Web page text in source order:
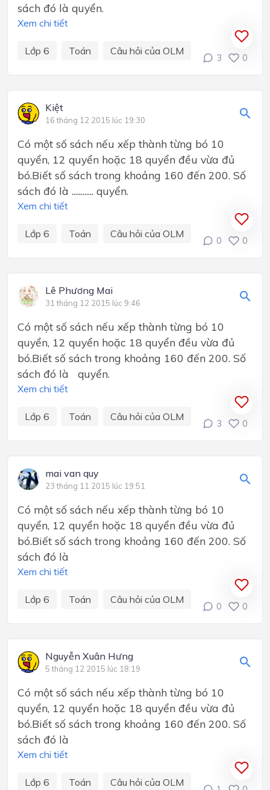
sách đó là quyển.
Xem chi tiết
Lớp 6 Toán Câu hỏi của OLM
3 0
Kiệt
16 tháng 12 2015 lúc 19:30
Có một số sách nếu xếp thành từng bó 10
quyển, 12 quyển hoặc 18 quyển đều vừa đủ
bó.Biết số sách trong khoảng 160 đến 200. Số
sách đó là ............ quyển.
Xem chi tiết
Lớp 6 Toán Câu hỏi của OLM
0 0
Lê Phương Mai
31 tháng 12 2015 lúc 9:46
Có một số sách nếu xếp thành từng bó 10
quyển, 12 quyển hoặc 18 quyển đều vừa đủ
bó.Biết số sách trong khoảng 160 đến 200. Số
sách đó là quyển.
Xem chi tiết
Lớp 6 Toán Câu hỏi của OLM
3 0
mai van quy
23 tháng 11 2015 lúc 19:51
Có một số sách nếu xếp thành từng bó 10
quyển, 12 quyển hoặc 18 quyển đều vừa đủ
bó.Biết số sách trong khoảng 160 đến 200. Số
sách đó là
Xem chi tiết
Lớp 6 Toán Câu hỏi của OLM
0 0
Nguyễn Xuân Hưng
5 tháng 12 2015 lúc 18:19
Có một số sách nếu xếp thành từng bó 10
quyển, 12 quyển hoặc 18 quyển đều vừa đủ
bó.Biết số sách trong khoảng 160 đến 200. Số
sách đó là
Xem chi tiết
Lớp 6 Toán Câu hỏi của OLM